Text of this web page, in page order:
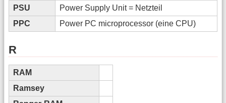
PSU
Power Supply Unit = Netzteil
PPC
Power PC microprocessor (eine CPU)
R
RAM
Ramsey